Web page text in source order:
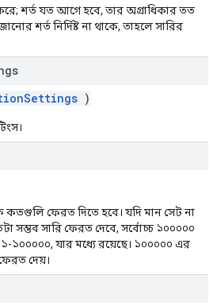
করে; শর্ত যত আগে হবে, তার অগ্রাধিকার তত
শর্ত নির্দিষ্ট না থাকে, তাহলে সারির
)
কতগুলি ফেরত দিতে হবে। যদি মান সেট না
সম্ভব সারি ফেরত দেবে, সর্বোচ্চ ১০০০০০
১-১০০০০০, যার মধ্যে রয়েছে। ১০০০০০ এর
দেয়।